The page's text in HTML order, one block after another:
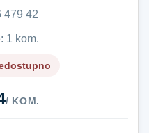
​4​7​9​ ​4​2​
1 kom.
/ KOM.